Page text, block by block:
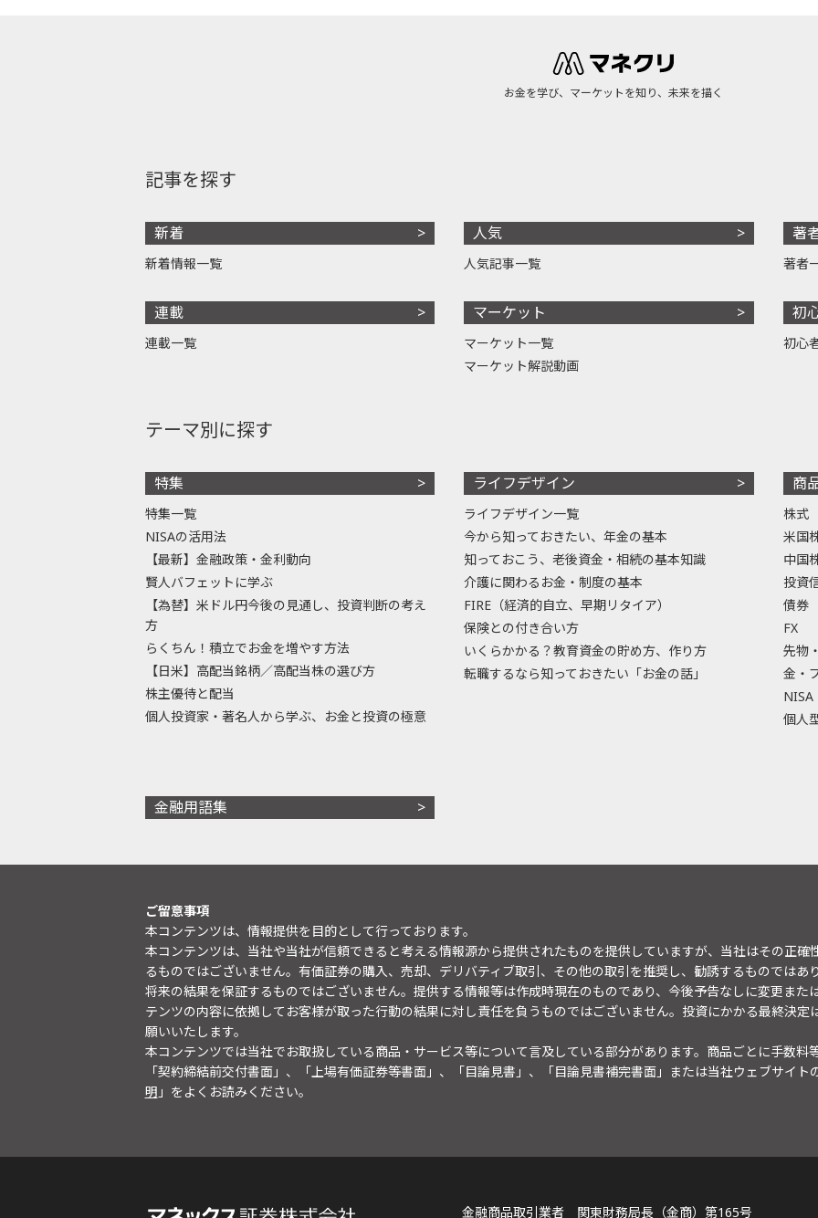
お金を学び、マーケットを知り、未来を描く
記事を探す
新着
新着情報一覧
連載
連載一覧
人気
人気記事一覧
マーケット
マーケット一覧
マーケット解説動画
著
著者
初
初心
テーマ別に探す
特集
特集一覧
NISAの活用法
【最新】金融政策・金利動向
賢人バフェットに学ぶ
【為替】米ドル円今後の見通し、投資判断の考え
方
らくちん！積立でお金を増やす方法
【日米】高配当銘柄／高配当株の選び方
株主優待と配当
個人投資家・著名人から学ぶ、お金と投資の極意
ライフデザイン
ライフデザイン一覧
今から知っておきたい、年金の基本
知っておこう、老後資金・相続の基本知識
介護に関わるお金・制度の基本
FIRE（経済的自立、早期リタイア）
保険との付き合い方
いくらかかる？教育資金の貯め方、作り方
転職するなら知っておきたい「お金の話」
商
株式
米国
中国
投資
債券
FX
先物
金・
NISA
個人
金融用語集
ご留意事項
本コンテンツは、情報提供を目的として行っております。
本コンテンツは、当社や当社が信頼できると考える情報源から提供されたものを提供していますが、当社はその正
るものではございません。有価証券の購入、売却、デリバティブ取引、その他の取引を推奨し、勧誘するものではあ
将来の結果を保証するものではございません。提供する情報等は作成時現在のものであり、今後予告なしに変更また
テンツの内容に依拠してお客様が取った行動の結果に対し責任を負うものではございません。投資にかかる最終決
願いいたします。
本コンテンツでは当社でお取扱している商品・サービス等について言及している部分があります。商品ごとに手数料
「契約締結前交付書面」、「上場有価証券等書面」、「目論見書」、「目論見書補完書面」または当社ウェブサイト
明 」をよくお読みください。
金融商品取引業者 関東財務局長（金商）第165号